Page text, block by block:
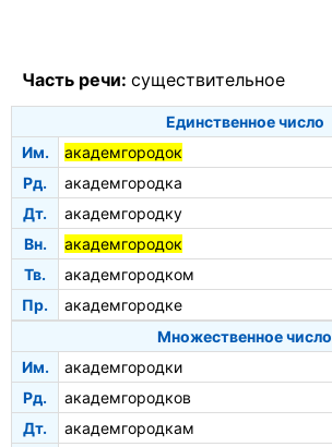
Часть речи: существительное
Единственное число
Им.
академгородок
Рд.
академгородка
Дт.
академгородку
Вн.
академгородок
Тв.
академгородком
Пр.
академгородке
Множественное число
Им.
академгородки
Рд.
академгородков
Дт.
академгородкам